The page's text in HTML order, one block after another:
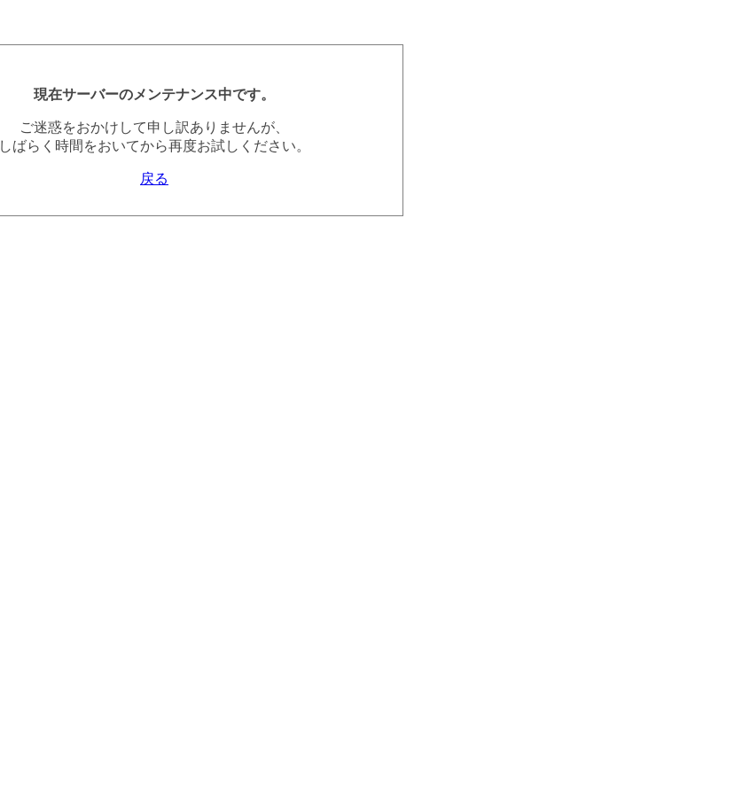
現在サーバーのメンテナンス中です。
ご迷惑をおかけして申し訳ありませんが、
しばらく時間をおいてから再度お試しください。
戻る